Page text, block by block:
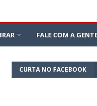
FALE COM A
CURTA NO FACEBOOK